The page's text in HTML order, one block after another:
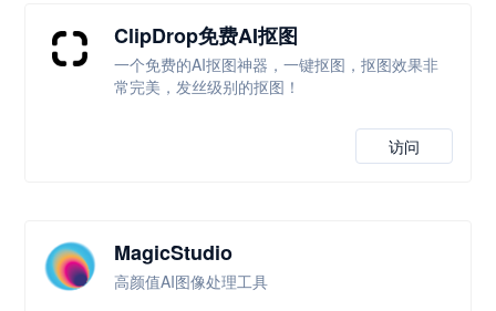
ClipDrop免费AI抠图
一个免费的AI抠图神器，一键抠图，抠图效果非
常完美，发丝级别的抠图！
访问
MagicStudio
高颜值AI图像处理工具